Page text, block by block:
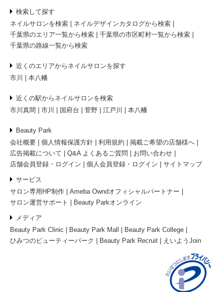
検索して探す
ネイルサロンを検索
ネイルデザインカタログから検索
千葉県のエリア一覧から検索
千葉県の市区町村一覧から検索
千葉県の路線一覧から検索
近くのエリアからネイルサロンを探す
市川
本八幡
近くの駅からネイルサロンを検索
市川真間
市川 国府台 菅野 江戸川 本八幡
Beauty Park
会社概要
個人情報保護方針 利用規約
掲載ご希望の店舗様へ
広告掲載について
Q&A よくあるご質問
お問い合わせ
店舗会員登録・ログイン
個人会員登録・ログイン サイトマップ
サービス
サロン専用HP制作
Ameba Owndオフィシャルパートナー
サロン運営サポート
Beauty Parkオンライン
メディア
Beauty Park Clinic
Beauty Park Mall
Beauty Park College
ひみつのビューティーパーク
Beauty Park Recruit えいようJoin